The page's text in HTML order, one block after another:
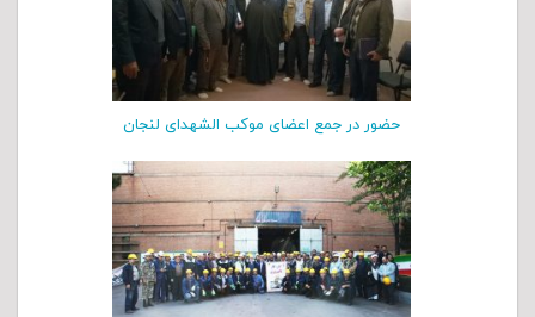
حضور در جمع اعضای موکب الشهدای لنجان